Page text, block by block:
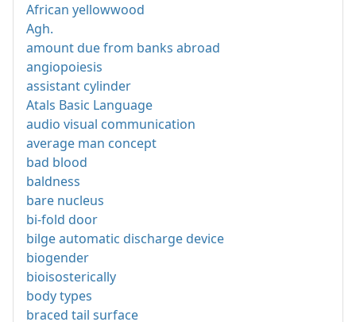
African yellowwood
Agh.
amount due from banks abroad
angiopoiesis
assistant cylinder
Atals Basic Language
audio visual communication
average man concept
bad blood
baldness
bare nucleus
bi-fold door
bilge automatic discharge device
biogender
bioisosterically
body types
braced tail surface